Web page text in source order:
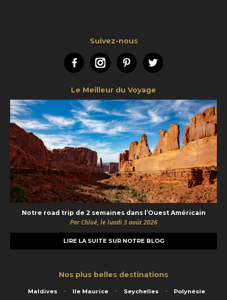
Suivez-nous
FacebookInstagramPinterestTwitter
Le Meilleur du Voyage
Notre road trip de 2 semaines dans l’Ouest Américain
Par Chloé, le lundi 3 août 2026
LIRE LA SUITE SUR NOTRE BLOG
Nos plus belles destinations
Maldives Ile Maurice Seychelles Polynésie